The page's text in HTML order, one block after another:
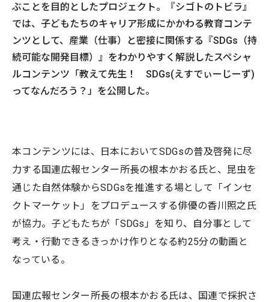
ぶことを目的としたプロジェクト。『シゴトのトビラ』
では、子どもたちのキャリア形成にかかわる教育コンテ
ンツとして、産業（仕事）と密接に関係する『SDGs（持
続可能な開発目標）』をわかりやすく解説したスペシャ
ルコンテンツ「教えて先生！ SDGs(えすでぃーじーず)
ってなんだろう？」を公開した。
本コンテンツには、日本においてSDGsの普及啓発に尽
力する国連広報センター所長の根本かおる氏と、昆虫を
通じた自然体験からSDGsを推進する場として「インセ
クトマーケット」をプロデュースする俳優の香川照之氏
が協力。子どもたちが「SDGs」を知り、自分事として
考え・行動できるきっかけ作りとなる約25分の動画と
なっている。
国連広報センター所長の根本かおる氏は、国連で採択さ